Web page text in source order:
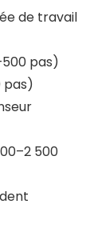
de travail
pas)
pas)
500